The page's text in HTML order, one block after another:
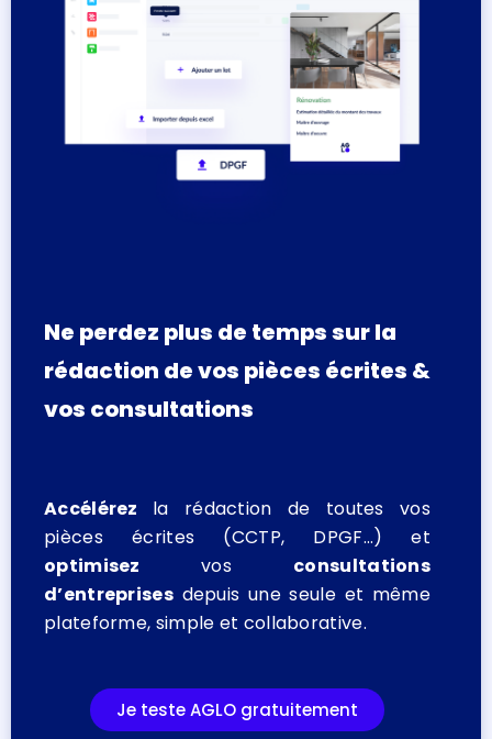
Ne perdez plus de temps sur la
rédaction de vos pièces écrites &
vos consultations
Accélérez la rédaction de toutes vos
pièces écrites (CCTP, DPGF…) et
optimisez vos consultations
d’entreprisesdepuis une seule et même
plateforme, simple et collaborative.
Je teste AGLO gratuitement